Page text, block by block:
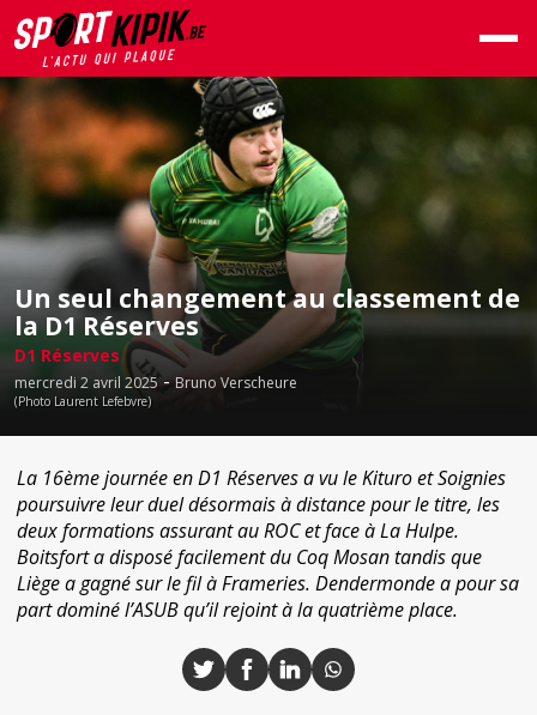
Un seul changement au classement de
la D1 Réserves
D1 Réserves
mercredi 2 avril 2025-Bruno Verscheure
(Photo Laurent Lefebvre)
La 16ème journée en D1 Réserves a vu le Kituro et Soignies
poursuivre leur duel désormais à distance pour le titre, les
deux formations assurant au ROC et face à La Hulpe.
Boitsfort a disposé facilement du Coq Mosan tandis que
Liège a gagné sur le fil à Frameries. Dendermonde a pour sa
part dominé l’ASUB qu’il rejoint à la quatrième place.